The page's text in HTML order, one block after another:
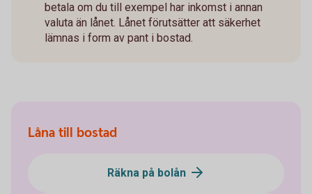
betala om du till exempel har inkomst i annan
valuta än lånet. Lånet förutsätter att säkerhet
lämnas i form av pant i bostad.
Låna till bostad
Räkna på bolån